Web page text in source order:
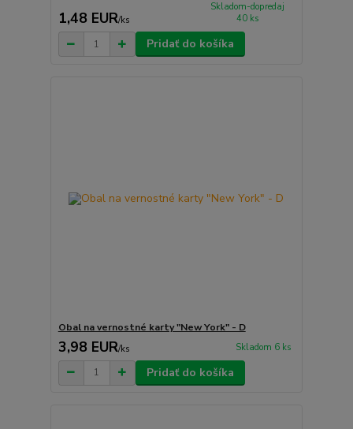
1,48 EUR/ks
Skladom-dopredaj
40 ks
Pridať do košíka
Obal na vernostné karty "New York" - D
3,98 EUR/ks Skladom 6 ks
Pridať do košíka